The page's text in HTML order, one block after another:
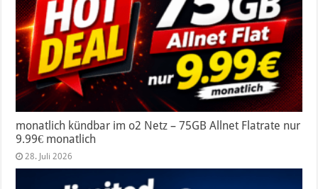
monatlich kündbar im o2 Netz – 75GB Allnet Flatrate nur
9.99€ monatlich
28. Juli 2026